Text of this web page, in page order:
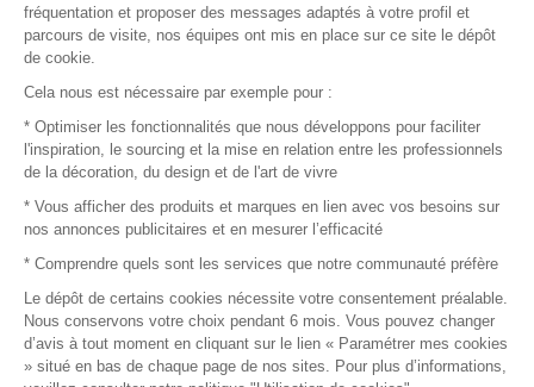
© 2016 –Organisation SAFI
Recrutement
Mentions légales
Conditions commerciales
fréquentation et proposer des messages adaptés à votre profil et
parcours de visite, nos équipes ont mis en place sur ce site le dépôt
de cookie.
Cela nous est nécessaire par exemple pour :
* Optimiser les fonctionnalités que nous développons pour faciliter
l'inspiration, le sourcing et la mise en relation entre les professionnels
de la décoration, du design et de l'art de vivre
* Vous afficher des produits et marques en lien avec vos besoins sur
nos annonces publicitaires et en mesurer l’efficacité
* Comprendre quels sont les services que notre communauté préfère
Le dépôt de certains cookies nécessite votre consentement préalable.
Nous conservons votre choix pendant 6 mois. Vous pouvez changer
d’avis à tout moment en cliquant sur le lien « Paramétrer mes cookies
» situé en bas de chaque page de nos sites. Pour plus d’informations,